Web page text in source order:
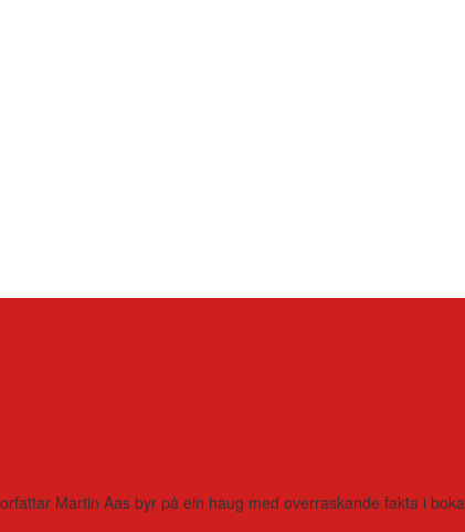
Martin Aas byr på ein haug med overraskande fakta i boka